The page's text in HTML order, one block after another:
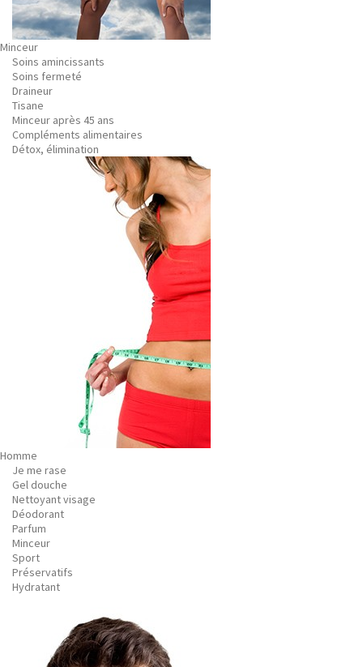
Minceur
Soins amincissants
Soins fermeté
Draineur
Tisane
Minceur après 45 ans
Compléments alimentaires
Détox, élimination
Homme
Je me rase
Gel douche
Nettoyant visage
Déodorant
Parfum
Minceur
Sport
Préservatifs
Hydratant